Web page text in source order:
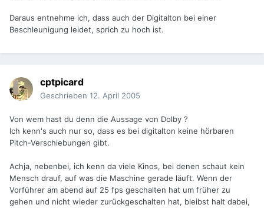
Daraus entnehme ich, dass auch der Digitalton bei einer
Beschleunigung leidet, sprich zu hoch ist.
cptpicard
Geschrieben 12. April 2005
Von wem hast du denn die Aussage von Dolby ?
Ich kenn's auch nur so, dass es bei digitalton keine hörbaren
Pitch-Verschiebungen gibt.
Achja, nebenbei, ich kenn da viele Kinos, bei denen schaut kein
Mensch drauf, auf was die Maschine gerade läuft. Wenn der
Vorführer am abend auf 25 fps geschalten hat um früher zu
gehen und nicht wieder zurückgeschalten hat, bleibst halt dabei,